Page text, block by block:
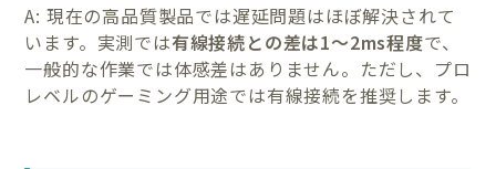
A: 現在の高品質製品では遅延問題はほぼ解決されて
います。実測では有線接続との差は1〜2ms程度で、
一般的な作業では体感差はありません。ただし、プロ
レベルのゲーミング用途では有線接続を推奨します。